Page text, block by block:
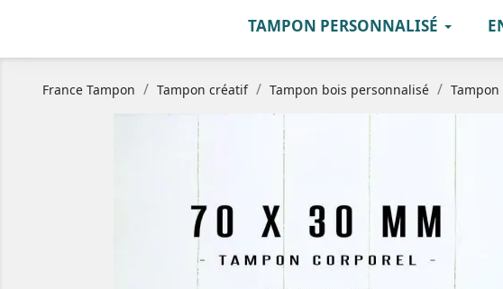
TAMPON PERSONNALISÉ
France Tampon Tampon créatif Tampon bois personnalisé